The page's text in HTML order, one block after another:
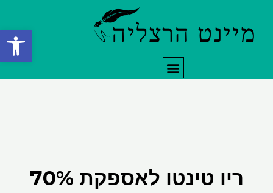
פתח
תפריט
ריו טינטו לאספקת 70%